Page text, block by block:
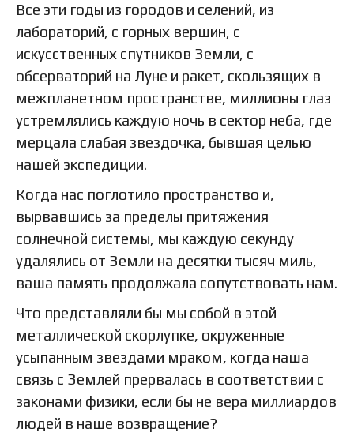
Все эти годы из городов и селений, из
лабораторий, с горных вершин, с
искусственных спутников Земли, с
обсерваторий на Луне и ракет, скользящих в
межпланетном пространстве, миллионы глаз
устремлялись каждую ночь в сектор неба, где
мерцала слабая звездочка, бывшая целью
нашей экспедиции.
Когда нас поглотило пространство и,
вырвавшись за пределы притяжения
солнечной системы, мы каждую секунду
удалялись от Земли на десятки тысяч миль,
ваша память продолжала сопутствовать нам.
Что представляли бы мы собой в этой
металлической скорлупке, окруженные
усыпанным звездами мраком, когда наша
связь с Землей прервалась в соответствии с
законами физики, если бы не вера миллиардов
людей в наше возвращение?